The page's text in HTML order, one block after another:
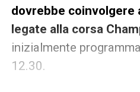
dovrebbe coinvolgere
legate alla corsa
inizialmente
12.30.